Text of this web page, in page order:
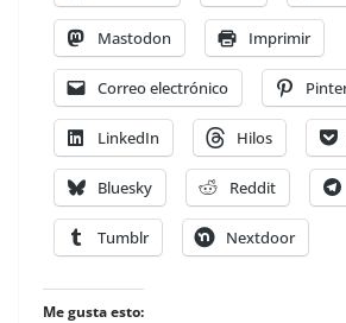
Mastodon Imprimir
Correo electrónico
LinkedIn Hilos
Bluesky Reddit
Tumblr Nextdoor
Me gusta esto: